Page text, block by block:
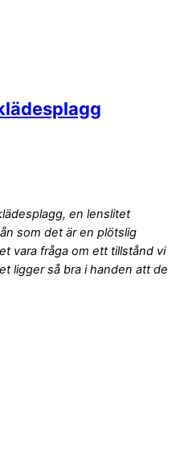
en lenslitet
som det är en plötslig
vara fråga om ett tillstånd vi
ligger så bra i handen att de